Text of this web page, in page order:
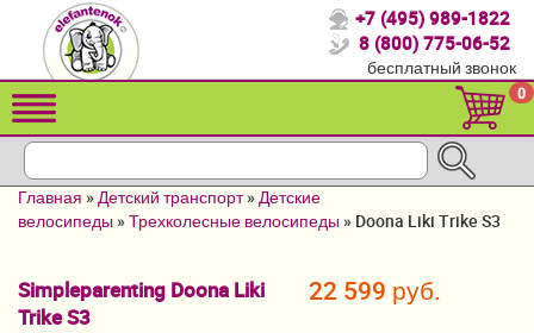
Спасибо, что выбрали нас!
Распродажа!
Детские коляски
Кроватки для новорожденных
Конверты, муфты
+7 (495) 989-1822
8 (800) 775-06-52
бесплатный звонок
0
Главная »Детский транспорт»Детские
велосипеды »Трехколесные велосипеды » Doona Liki Trike S3
Simpleparenting Doona Liki
Trike S3
22 599 руб.